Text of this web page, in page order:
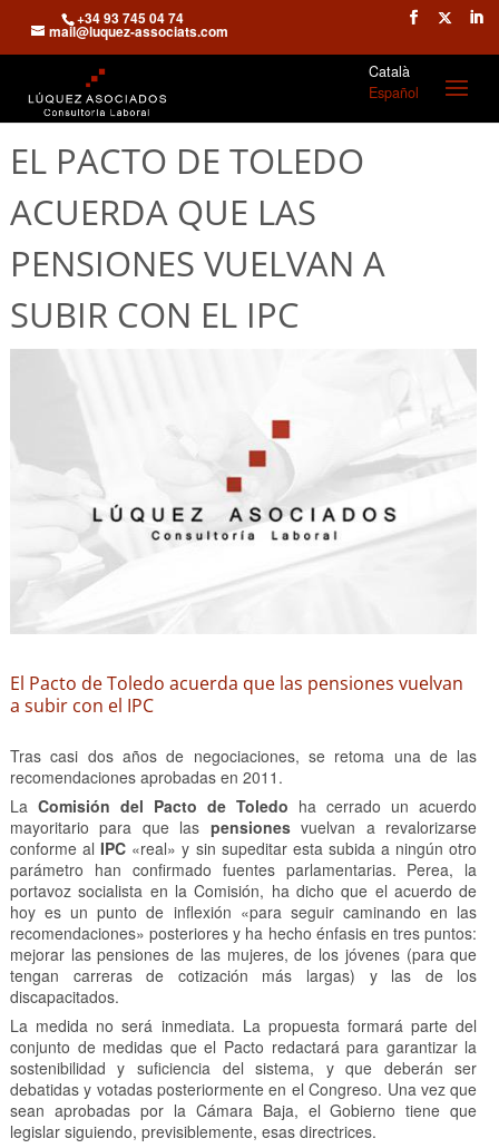
+34 93 745 04 74
mail@luquez-associats.com
Català
Español
EL PACTO DE TOLEDO
ACUERDA QUE LAS
PENSIONES VUELVAN A
SUBIR CON EL IPC
El Pacto de Toledo acuerda que las pensiones vuelvan
a subir con el IPC
Tras casi dos años de negociaciones, se retoma una de las
recomendaciones aprobadas en 2011.
La Comisión del Pacto de Toledo ha cerrado un acuerdo
mayoritario para que las pensionesvuelvan a revalorizarse
conforme al IPC «real» y sin supeditar esta subida a ningún otro
parámetro han confirmado fuentes parlamentarias. Perea, la
portavoz socialista en la Comisión, ha dicho que el acuerdo de
hoy es un punto de inflexión «para seguir caminando en las
recomendaciones» posteriores y ha hecho énfasis en tres puntos:
mejorar las pensiones de las mujeres, de los jóvenes (para que
tengan carreras de cotización más largas) y las de los
discapacitados.
La medida no será inmediata. La propuesta formará parte del
conjunto de medidas que el Pacto redactará para garantizar la
sostenibilidad y suficiencia del sistema, y que deberán ser
debatidas y votadas posteriormente en el Congreso. Una vez que
sean aprobadas por la Cámara Baja, el Gobierno tiene que
legislar siguiendo, previsiblemente, esas directrices.